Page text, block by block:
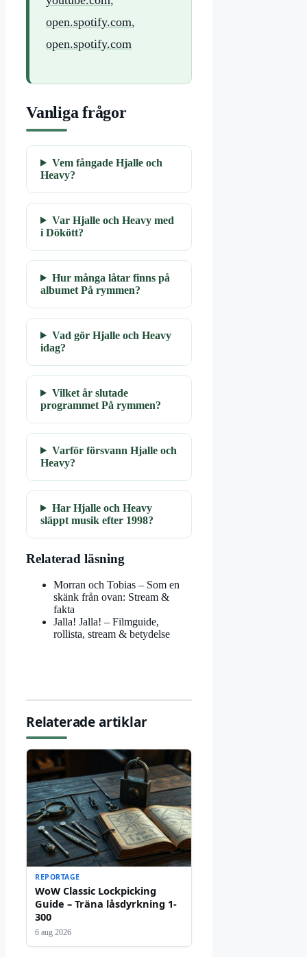
open.spotify.com,
open.spotify.com
Vanliga frågor
Vem fångade Hjalle och
Heavy?
Var Hjalle och Heavy med
i Dökött?
Hur många låtar finns på
albumet På rymmen?
Vad gör Hjalle och Heavy
idag?
Vilket år slutade
programmet På rymmen?
Varför försvann Hjalle och
Heavy?
Har Hjalle och Heavy
släppt musik efter 1998?
Relaterad läsning
Morran och Tobias – Som en
skänk från ovan: Stream &
fakta
Jalla! Jalla! – Filmguide,
rollista, stream & betydelse
Relaterade artiklar
REPORTAGE
WoW Classic Lockpicking
Guide – Träna låsdyrkning 1-
300
6 aug 2026